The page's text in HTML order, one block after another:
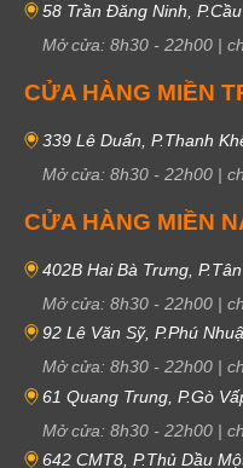
58 Trần Đăng Ninh,
Mở cửa: 8h30 - 22h00 |
CỬA HÀNG MIỀN
339 Lê Duẩn, P.Thanh
Mở cửa: 8h30 - 22h00 |
CỬA HÀNG MIỀN
402B Hai Bà Trưng,
Mở cửa: 8h30 - 22h00 |
92 Lê Văn Sỹ, P.Phú
Mở cửa: 8h30 - 22h00 |
61 Quang Trung, P.Gò
Mở cửa: 8h30 - 22h00 |
642 CMT8, P.Thủ Dầu